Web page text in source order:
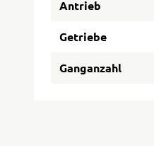
Antrieb
Getriebe
Ganganzahl